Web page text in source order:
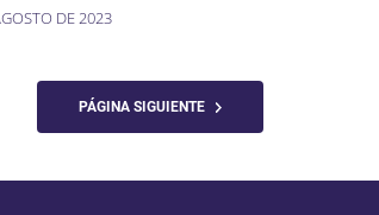
DE 2023
PÁGINA SIGUIENTE